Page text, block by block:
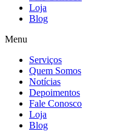
Loja
Blog
Menu
Serviços
Quem Somos
Notícias
Depoimentos
Fale Conosco
Loja
Blog